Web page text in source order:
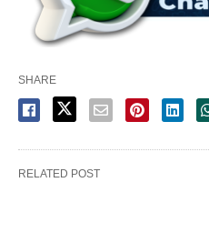
SHARE
RELATED POST